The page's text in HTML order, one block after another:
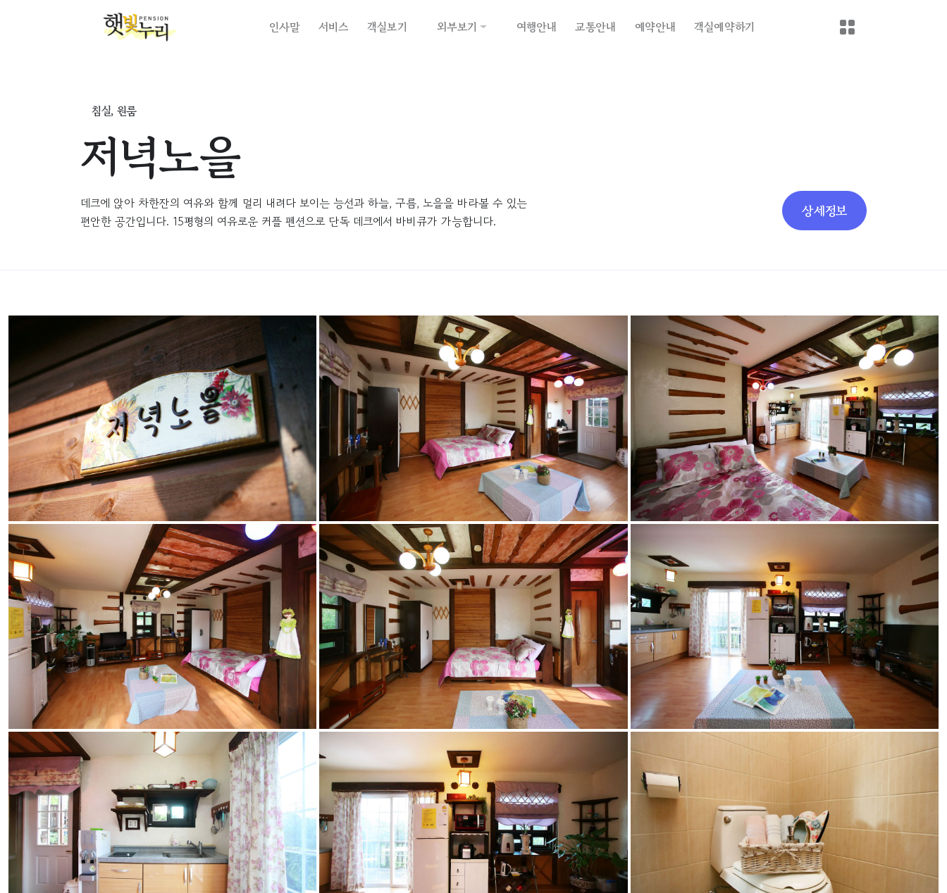
인사말 서비스 객실보기 외부보기 여행안내 교통안내 예약안내 객실예약하기
침실, 원룸
저녁노을
데크에 앉아 차한잔의 여유와 함께 멀리 내려다 보이는 능선과 하늘, 구름, 노을을 바라볼 수 있는
편안한 공간입니다. 15평형의 여유로운 커플 펜션으로 단독 데크에서 바비큐가 가능합니다.
상세정보